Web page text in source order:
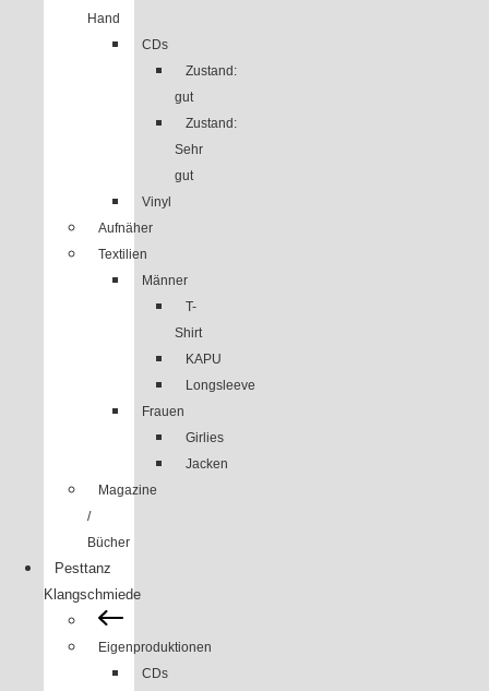
Hand
CDs
Zustand:
gut
Zustand:
Sehr
gut
Vinyl
Aufnäher
Textilien
Männer
T-
Shirt
KAPU
Longsleeve
Frauen
Girlies
Jacken
Magazine
/
Bücher
Pesttanz
Klangschmiede
Eigenproduktionen
CDs